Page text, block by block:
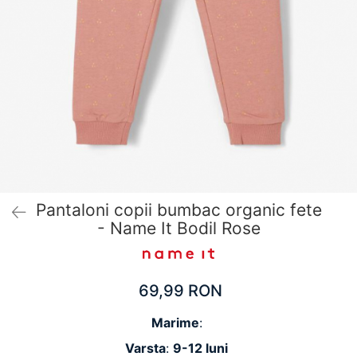
Pantaloni scurți pentru gravide
Chiloti Gravide
Sutiene / Bustiere / Maiouri Gravide
Dresuri Gravide
Geci și Paltoane
Pantaloni copii bumbac organic fete
- Name It Bodil Rose
69,99 RON
Marime:
Varsta: 9-12 luni